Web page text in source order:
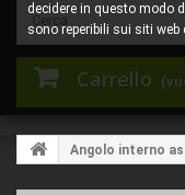
Carrello
Angolo interno
decidere in questo modo
sono reperibili sui siti web